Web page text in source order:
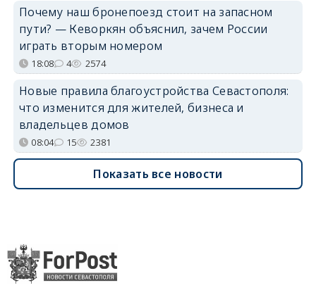
Почему наш бронепоезд стоит на запасном
пути? — Кеворкян объяснил, зачем России
играть вторым номером
18:08 4 2574
Новые правила благоустройства Севастополя:
что изменится для жителей, бизнеса и
владельцев домов
08:04 15 2381
Показать все новости